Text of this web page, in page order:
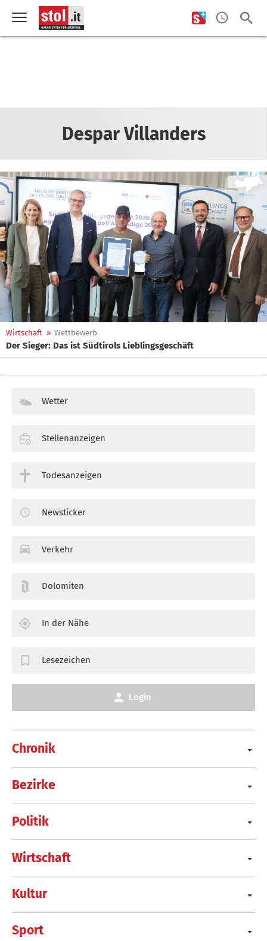
Despar Villanders
Wirtschaft » Wettbewerb
Der Sieger: Das ist Südtirols Lieblingsgeschäft
Chronik
Bezirke
Politik
Wirtschaft
Kultur
Sport
Wetter
Stellenanzeigen
Todesanzeigen
Newsticker
Verkehr
Dolomiten
In der Nähe
Lesezeichen
Login